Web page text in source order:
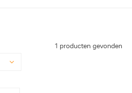
1 producten gevonden